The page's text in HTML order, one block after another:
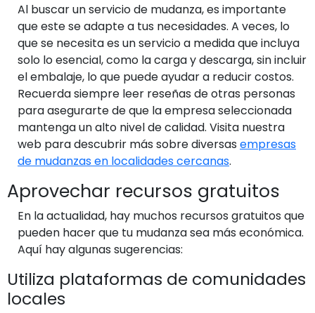
Al buscar un servicio de mudanza, es importante
que este se adapte a tus necesidades. A veces, lo
que se necesita es un servicio a medida que incluya
solo lo esencial, como la carga y descarga, sin incluir
el embalaje, lo que puede ayudar a reducir costos.
Recuerda siempre leer reseñas de otras personas
para asegurarte de que la empresa seleccionada
mantenga un alto nivel de calidad. Visita nuestra
web para descubrir más sobre diversas empresas
de mudanzas en localidades cercanas.
Aprovechar recursos gratuitos
En la actualidad, hay muchos recursos gratuitos que
pueden hacer que tu mudanza sea más económica.
Aquí hay algunas sugerencias:
Utiliza plataformas de comunidades
locales